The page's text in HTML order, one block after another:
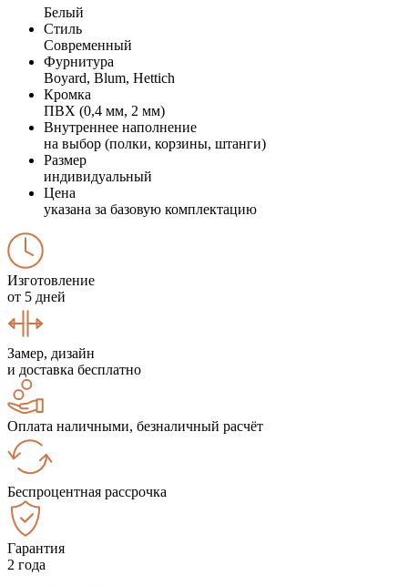
Белый
Стиль
Современный
Фурнитура
Boyard, Blum, Hettich
Кромка
ПВХ (0,4 мм, 2 мм)
Внутреннее наполнение
на выбор (полки, корзины, штанги)
Размер
индивидуальный
Цена
указана за базовую комплектацию
Изготовление
от 5 дней
Замер, дизайн
и доставка бесплатно
Оплата наличными, безналичный расчёт
Беспроцентная рассрочка
Гарантия
2 года